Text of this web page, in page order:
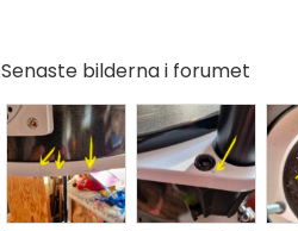
Senaste bilderna i forumet